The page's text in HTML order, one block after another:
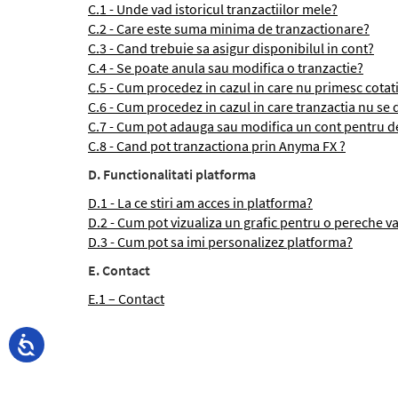
C.1 - Unde vad istoricul tranzactiilor mele?
C.2 - Care este suma minima de tranzactionare?
C.3 - Cand trebuie sa asigur disponibilul in cont?
C.4 - Se poate anula sau modifica o tranzactie?
C.5 - Cum procedez in cazul in care nu primesc
C.6 - Cum procedez in cazul in care tranzactia nu se
C.7 - Cum pot adauga sau modifica un cont pentru
C.8 - Cand pot tranzactiona prin Anyma FX ?
D. Functionalitati platforma
D.1 - La ce stiri am acces in platforma?
D.2 - Cum pot vizualiza un grafic pentru o pereche
D.3 - Cum pot sa imi personalizez platforma?
E. Contact
E.1 – Contact